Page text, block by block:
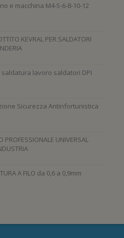
e macchina M4-5-6-8-10-12
KEVRAL PER SALDATORI
lavoro saldatori DPI
Sicurezza Antinfortunistica
UNIVERSAL
A FILO da 0,6 a 0,9mm